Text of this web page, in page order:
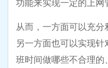
从而，一方面可以充分
另一方面也可以实现
班时间做哪些不合理的